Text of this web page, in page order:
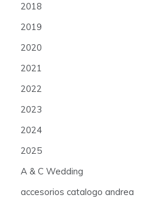
2018
2019
2020
2021
2022
2023
2024
2025
A & C Wedding
accesorios catalogo andrea